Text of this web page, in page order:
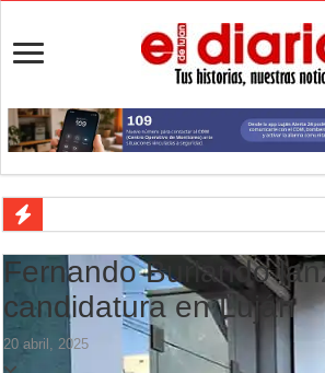
Luján cayó ante Central Córdoba y terminó
Peregrinación de veteranos de Malvinas:
Luján defiende la punta ante Central Córdoba
Veredas nuevas en la escuela 21: cómo
Fernando Burlando
candidatura en Luján
20 abril, 2025